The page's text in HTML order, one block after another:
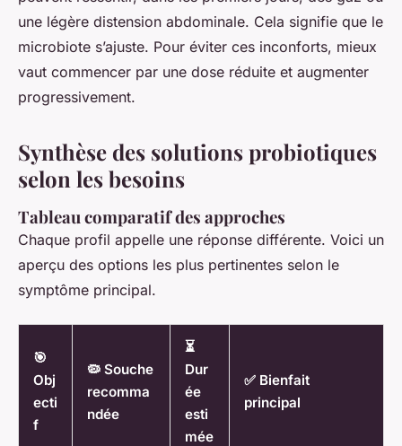
une légère distension abdominale. Cela signifie que le
microbiote s’ajuste. Pour éviter ces inconforts, mieux
vaut commencer par une dose réduite et augmenter
progressivement.
Synthèse des solutions probiotiques
selon les besoins
Tableau comparatif des approches
Chaque profil appelle une réponse différente. Voici un
aperçu des options les plus pertinentes selon le
symptôme principal.
🎯
Obj
ecti
f
🦠 Souche
recomma
ndée
⏳
Dur
ée
esti
mée
✅ Bienfait
principal